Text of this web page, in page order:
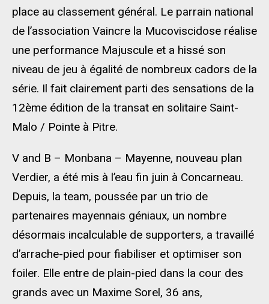
place au classement général. Le parrain national
de l’association Vaincre la Mucoviscidose réalise
une performance Majuscule et a hissé son
niveau de jeu à égalité de nombreux cadors de la
série. Il fait clairement parti des sensations de la
12ème édition de la transat en solitaire Saint-
Malo / Pointe à Pitre.
V and B – Monbana – Mayenne, nouveau plan
Verdier, a été mis à l’eau fin juin à Concarneau.
Depuis, la team, poussée par un trio de
partenaires mayennais géniaux, un nombre
désormais incalculable de supporters, a travaillé
d’arrache-pied pour fiabiliser et optimiser son
foiler. Elle entre de plain-pied dans la cour des
grands avec un Maxime Sorel, 36 ans,